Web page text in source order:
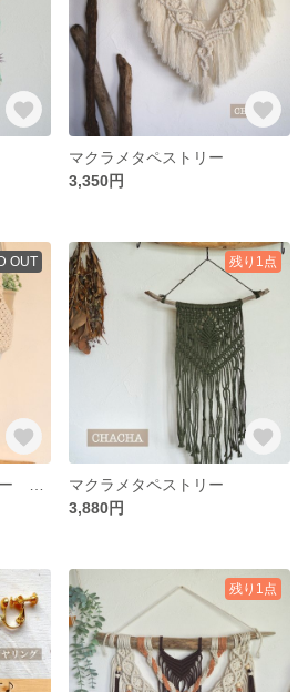
マクラメタペストリー
3,350円
OUT 残り1点
マクラメタペストリー
3,880円
残り1点